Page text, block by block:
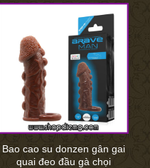
Bao cao su donzen gân gai
quai đeo đầu gà chọi